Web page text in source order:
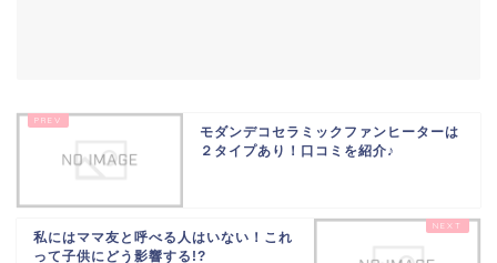
モダンデコセラミックファンヒーターは
２タイプあり！口コミを紹介♪
私にはママ友と呼べる人はいない！これ
って子供にどう影響する!?